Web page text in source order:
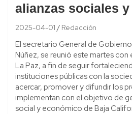
alianzas sociales
2025-04-01 Redacción
El secretario General de
Núñez, se reunió este martes
La Paz, a fin de seguir
instituciones públicas con la
acercar, promover y difundir los
implementan con el objetivo de
social y económico de Baja